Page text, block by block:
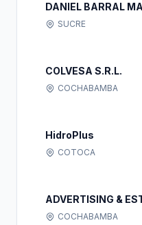
DANIEL BARRAL
SUCRE
COLVESA S.R.L.
COCHABAMBA
HidroPlus
COTOCA
ADVERTISING &
COCHABAMBA